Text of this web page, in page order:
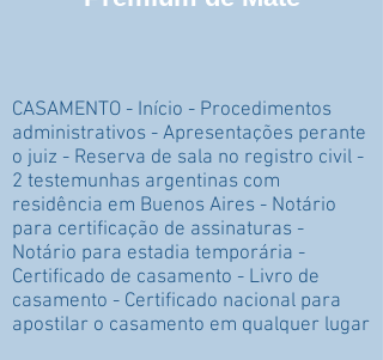
CASAMENTO - Início - Procedimentos
administrativos - Apresentações perante
o juiz - Reserva de sala no registro civil -
2 testemunhas argentinas com
residência em Buenos Aires - Notário
para certificação de assinaturas -
Notário para estadia temporária -
Certificado de casamento - Livro de
casamento - Certificado nacional para
apostilar o casamento em qualquer lugar